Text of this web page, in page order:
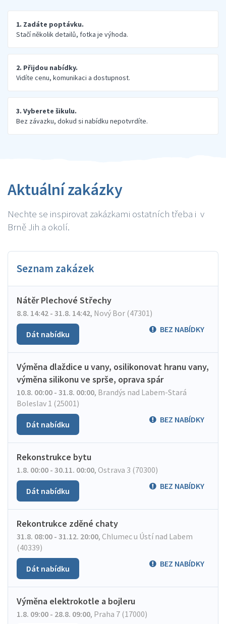
1. Zadáte poptávku.
Stačí několik detailů, fotka je výhoda.
2. Přijdou nabídky.
Vidíte cenu, komunikaci a dostupnost.
3. Vyberete šikulu.
Bez závazku, dokud si nabídku nepotvrdíte.
Aktuální zakázky
Nechte se inspirovat zakázkami ostatních třeba i v
Brně Jih a okolí.
Seznam zakázek
Nátěr Plechové Střechy
8.8. 14:42 - 31.8. 14:42, Nový Bor (47301)
BEZ NABÍDKY
Dát nabídku
Výměna dlaždice u vany, osilikonovat hranu vany,
výměna silikonu ve sprše, oprava spár
10.8. 00:00 - 31.8. 00:00, Brandýs nad Labem-Stará
Boleslav 1 (25001)
BEZ NABÍDKY
Dát nabídku
Rekonstrukce bytu
1.8. 00:00 - 30.11. 00:00, Ostrava 3 (70300)
BEZ NABÍDKY
Dát nabídku
Rekontrukce zděné chaty
31.8. 08:00 - 31.12. 20:00, Chlumec u Ústí nad Labem
(40339)
BEZ NABÍDKY
Dát nabídku
Výměna elektrokotle a bojleru
1.8. 09:00 - 28.8. 09:00, Praha 7 (17000)